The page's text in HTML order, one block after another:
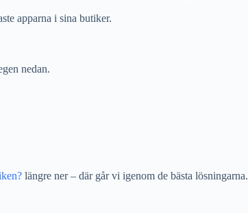
apparna i sina butiker.
nedan.
längre ner – där går vi igenom de bästa lösningarna.